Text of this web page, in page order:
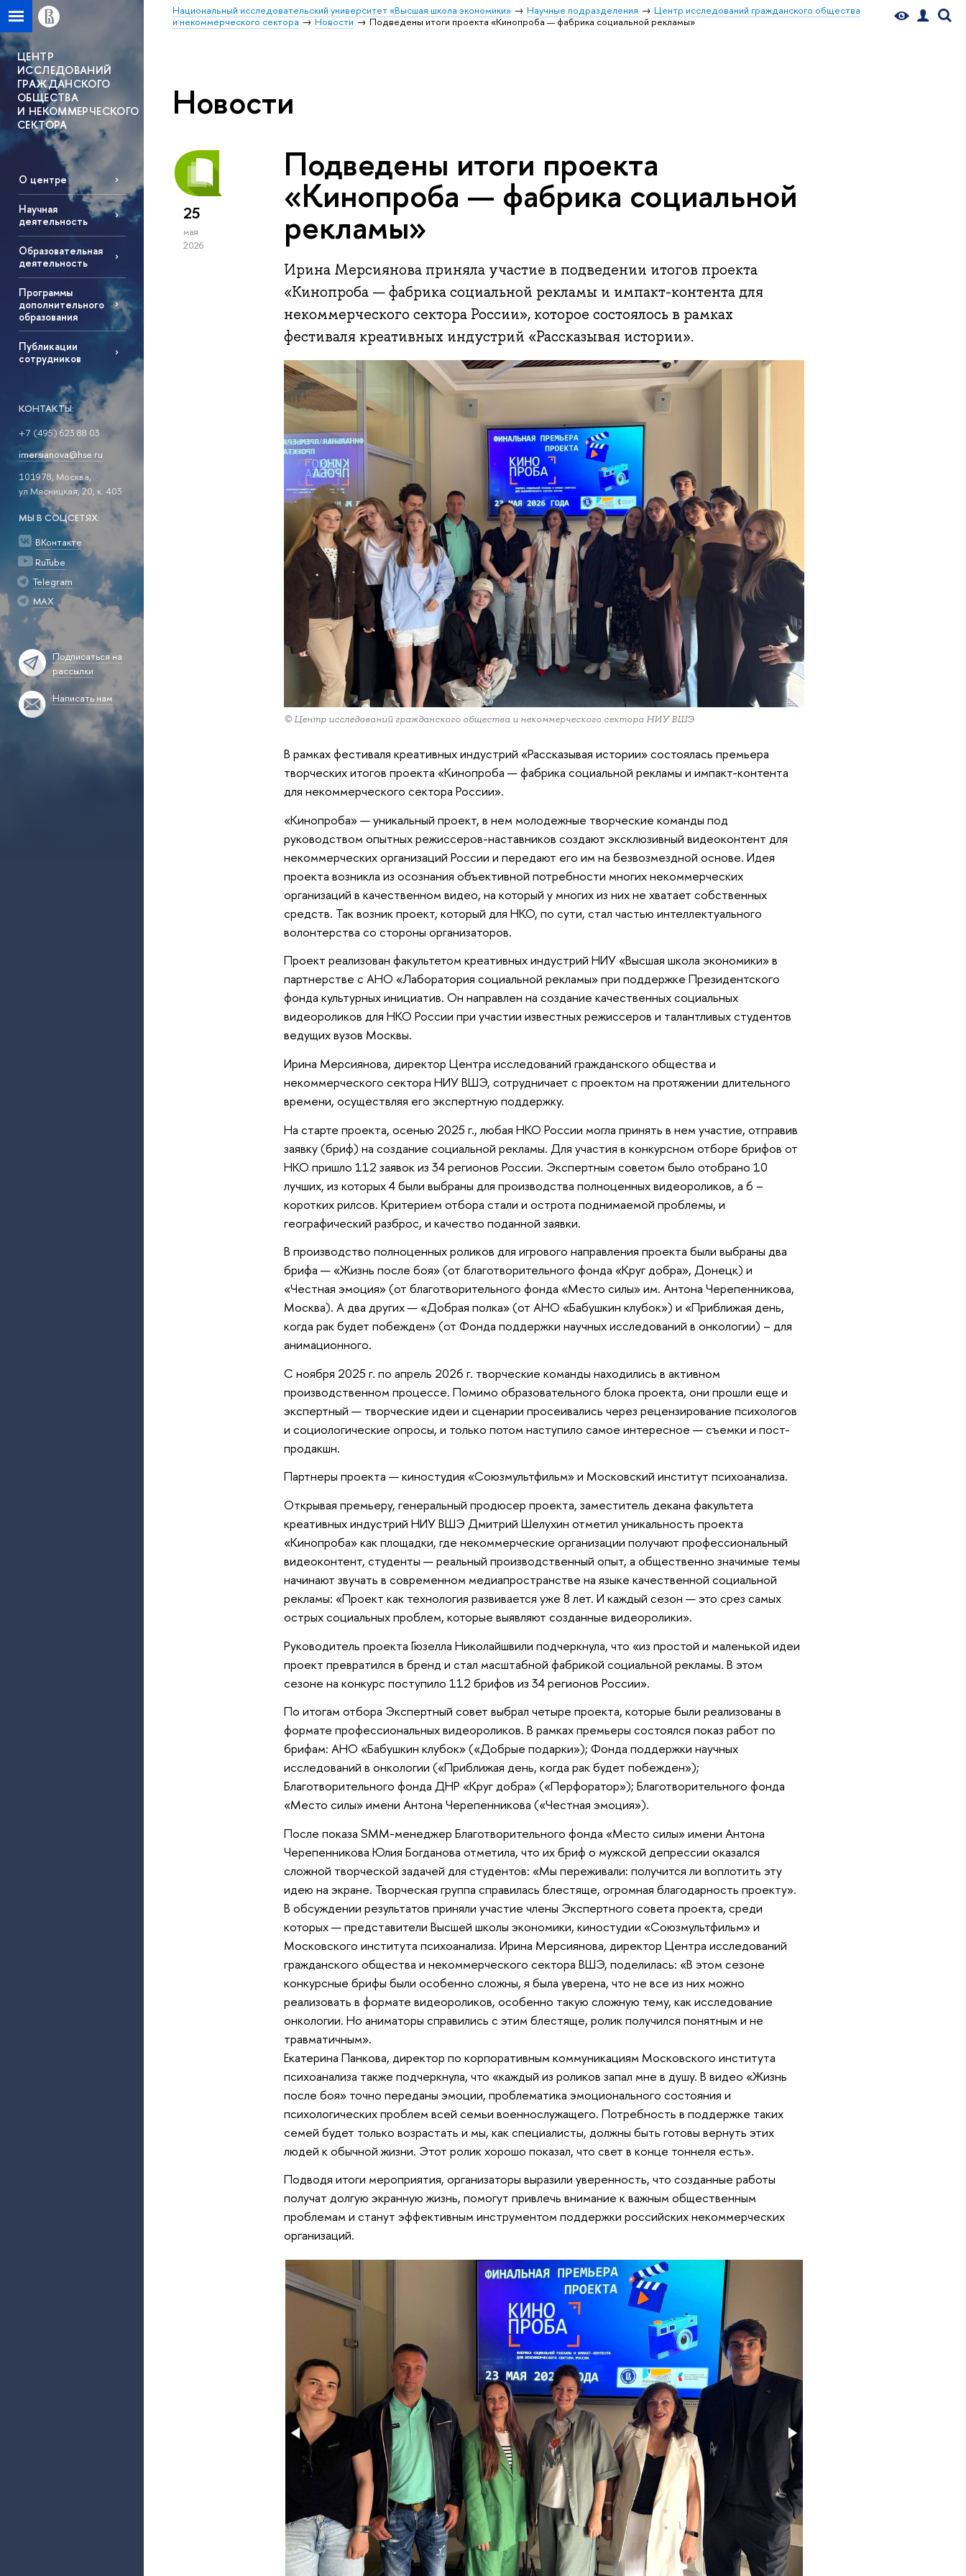
Национальный исследовательский университет «Высшая школа экономики» Научные подразделения
Центр исследований гражданского общества
и некоммерческого сектора
Новости Подведены итоги проекта «Кинопроба — фабрика социальной рекламы»
ЦЕНТР
ИССЛЕДОВАНИЙ
ГРАЖДАНСКОГО
ОБЩЕСТВА
И НЕКОММЕРЧЕСКОГО
СЕКТОРА
О центре
Научная
деятельность
Образовательная
деятельность
Программы
дополнительного
образования
Публикации
сотрудников
КОНТАКТЫ:
+7 (495) 623 88 03
imersianova@hse.ru
101978, Москва,
ул.Мясницкая, 20, к. 403
МЫ В СОЦСЕТЯХ:
ВКонтакте
RuTube
Telegram
MAX
Подписаться на
рассылки
Написать нам
Новости
25
мая
2026
Подведены итоги проекта
«Кинопроба — фабрика социальной
рекламы»
Ирина Мерсиянова приняла участие в подведении итогов проекта
«Кинопроба — фабрика социальной рекламы и импакт-контента для
некоммерческого сектора России», которое состоялось в рамках
фестиваля креативных индустрий «Рассказывая истории».
© Центр исследований гражданского общества и некоммерческого сектора НИУ ВШЭ
В рамках фестиваля креативных индустрий «Рассказывая истории» состоялась премьера
творческих итогов проекта «Кинопроба — фабрика социальной рекламы и импакт-контента
для некоммерческого сектора России».
«Кинопроба» — уникальный проект, в нем молодежные творческие команды под
руководством опытных режиссеров-наставников создают эксклюзивный видеоконтент для
некоммерческих организаций России и передают его им на безвозмездной основе. Идея
проекта возникла из осознания объективной потребности многих некоммерческих
организаций в качественном видео, на который у многих из них не хватает собственных
средств. Так возник проект, который для НКО, по сути, стал частью интеллектуального
волонтерства со стороны организаторов.
Проект реализован факультетом креативных индустрий НИУ «Высшая школа экономики» в
партнерстве с АНО «Лаборатория социальной рекламы» при поддержке Президентского
фонда культурных инициатив. Он направлен на создание качественных социальных
видеороликов для НКО России при участии известных режиссеров и талантливых студентов
ведущих вузов Москвы.
Ирина Мерсиянова, директор Центра исследований гражданского общества и
некоммерческого сектора НИУ ВШЭ, сотрудничает с проектом на протяжении длительного
времени, осуществляя его экспертную поддержку.
На старте проекта, осенью 2025 г., любая НКО России могла принять в нем участие, отправив
заявку (бриф) на создание социальной рекламы. Для участия в конкурсном отборе брифов от
НКО пришло 112 заявок из 34 регионов России. Экспертным советом было отобрано 10
лучших, из которых 4 были выбраны для производства полноценных видеороликов, а 6 –
коротких рилсов. Критерием отбора стали и острота поднимаемой проблемы, и
географический разброс, и качество поданной заявки.
В производство полноценных роликов для игрового направления проекта были выбраны два
брифа — «Жизнь после боя» (от благотворительного фонда «Круг добра», Донецк) и
«Честная эмоция» (от благотворительного фонда «Место силы» им. Антона Черепенникова,
Москва). А два других — «Добрая полка» (от АНО «Бабушкин клубок») и «Приближая день,
когда рак будет побежден» (от Фонда поддержки научных исследований в онкологии) – для
анимационного.
С ноября 2025 г. по апрель 2026 г. творческие команды находились в активном
производственном процессе. Помимо образовательного блока проекта, они прошли еще и
экспертный — творческие идеи и сценарии просеивались через рецензирование психологов
и социологические опросы, и только потом наступило самое интересное — съемки и пост-
продакшн.
Партнеры проекта — киностудия «Союзмультфильм» и Московский институт психоанализа.
Открывая премьеру, генеральный продюсер проекта, заместитель декана факультета
креативных индустрий НИУ ВШЭ Дмитрий Шелухин отметил уникальность проекта
«Кинопроба» как площадки, где некоммерческие организации получают профессиональный
видеоконтент, студенты — реальный производственный опыт, а общественно значимые темы
начинают звучать в современном медиапространстве на языке качественной социальной
рекламы: «Проект как технология развивается уже 8 лет. И каждый сезон — это срез самых
острых социальных проблем, которые выявляют созданные видеоролики».
Руководитель проекта Гюзелла Николайшвили подчеркнула, что «из простой и маленькой идеи
проект превратился в бренд и стал масштабной фабрикой социальной рекламы. В этом
сезоне на конкурс поступило 112 брифов из 34 регионов России».
По итогам отбора Экспертный совет выбрал четыре проекта, которые были реализованы в
формате профессиональных видеороликов. В рамках премьеры состоялся показ работ по
брифам: АНО «Бабушкин клубок» («Добрые подарки»); Фонда поддержки научных
исследований в онкологии («Приближая день, когда рак будет побежден»);
Благотворительного фонда ДНР «Круг добра» («Перфоратор»); Благотворительного фонда
«Место силы» имени Антона Черепенникова («Честная эмоция»).
После показа SMM-менеджер Благотворительного фонда «Место силы» имени Антона
Черепенникова Юлия Богданова отметила, что их бриф о мужской депрессии оказался
сложной творческой задачей для студентов: «Мы переживали: получится ли воплотить эту
идею на экране. Творческая группа справилась блестяще, огромная благодарность проекту».
В обсуждении результатов приняли участие члены Экспертного совета проекта, среди
которых — представители Высшей школы экономики, киностудии «Союзмультфильм» и
Московского института психоанализа. Ирина Мерсиянова, директор Центра исследований
гражданского общества и некоммерческого сектора ВШЭ, поделилась: «В этом сезоне
конкурсные брифы были особенно сложны, я была уверена, что не все из них можно
реализовать в формате видеороликов, особенно такую сложную тему, как исследование
онкологии. Но аниматоры справились с этим блестяще, ролик получился понятным и не
травматичным».
Екатерина Панкова, директор по корпоративным коммуникациям Московского института
психоанализа также подчеркнула, что «каждый из роликов запал мне в душу. В видео «Жизнь
после боя» точно переданы эмоции, проблематика эмоционального состояния и
психологических проблем всей семьи военнослужащего. Потребность в поддержке таких
семей будет только возрастать и мы, как специалисты, должны быть готовы вернуть этих
людей к обычной жизни. Этот ролик хорошо показал, что свет в конце тоннеля есть».
Подводя итоги мероприятия, организаторы выразили уверенность, что созданные работы
получат долгую экранную жизнь, помогут привлечь внимание к важным общественным
проблемам и станут эффективным инструментом поддержки российских некоммерческих
организаций.